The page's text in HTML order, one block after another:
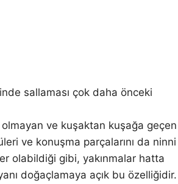
sallaması çok daha önceki
ve kuşaktan kuşağa geçen
ve konuşma parçalarını da ninni
olabildiği gibi, yakınmalar hatta
doğaçlamaya açık bu özelliğidir.